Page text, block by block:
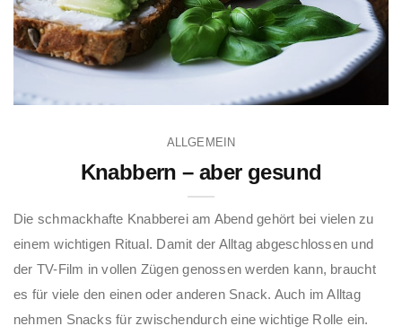
ALLGEMEIN
Knabbern – aber gesund
Die schmackhafte Knabberei am Abend gehört bei vielen zu
einem wichtigen Ritual. Damit der Alltag abgeschlossen und
der TV-Film in vollen Zügen genossen werden kann, braucht
es für viele den einen oder anderen Snack. Auch im Alltag
nehmen Snacks für zwischendurch eine wichtige Rolle ein.